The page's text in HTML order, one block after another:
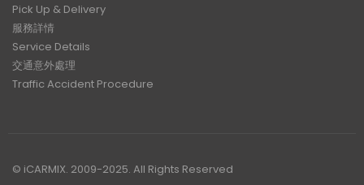
Pick Up & Delivery
服務詳情
Service Details
交通意外處理
Traffic Accident Procedure
© iCARMIX. 2009-2025. All Rights Reserved